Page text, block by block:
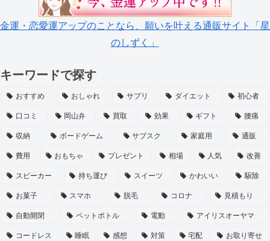
金運・恋愛運アップのことなら、願いを叶える通販サイト「星
のしずく」
キーワードで探す
おすすめ おしゃれ サプリ ダイエット 初心者
口コミ 岡山弁 買取 効果 ギフト 腰痛
収納 ボードゲーム サブスク 家庭用 通販
費用 おもちゃ プレゼント 相場 人気 改善
スピーカー 持ち運び スイーツ かわいい 駆除
お菓子 スマホ 脱毛 コロナ 見積もり
自動開閉 ペットボトル 電動 アイリスオーヤマ
コードレス 睡眠 感想 対策 宅配 お取り寄せ